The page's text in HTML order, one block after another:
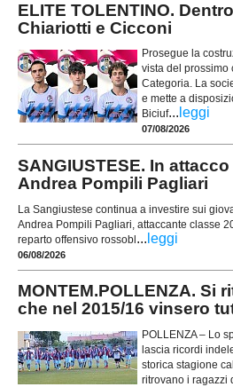
ELITE TOLENTINO.
Chiariotti e Cicconi
Prosegue la
vista del prossimo
Categoria. La
e mette a
Biciuf... leggi
07/08/2026
SANGIUSTESE. In
Andrea Pompili Pagliari
La Sangiustese continua a investire sui
Andrea Pompili Pagliari, attaccante classe
reparto offensivo rossobl... leggi
06/08/2026
MONTEM.POLLENZA. Si
che nel 2015/16 vinsero
POLLENZA – Lo
lascia ricordi
storica stagione
ritrovano i ragazzi